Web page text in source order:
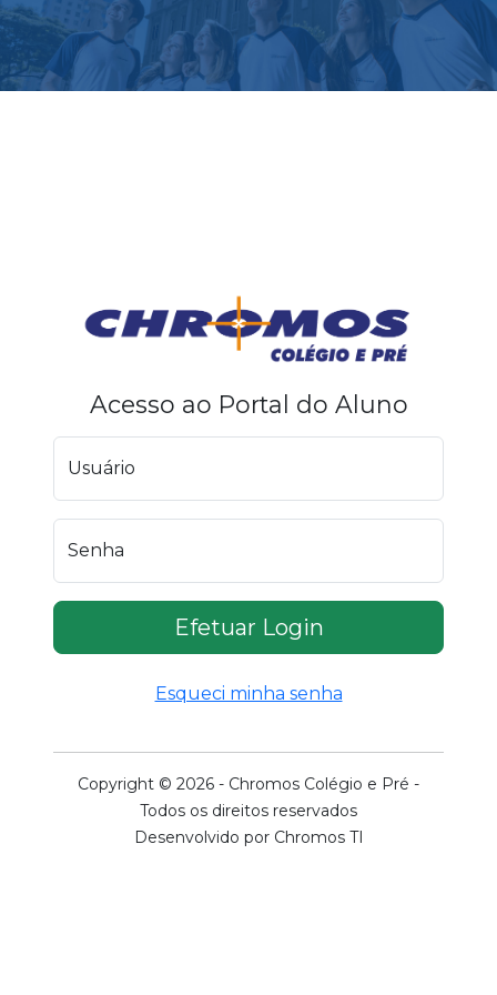
Acesso ao Portal do Aluno
Usuário
Senha
Efetuar Login
Esqueci minha senha
Copyright © 2026 - Chromos Colégio e Pré -
Todos os direitos reservados
Desenvolvido por Chromos TI